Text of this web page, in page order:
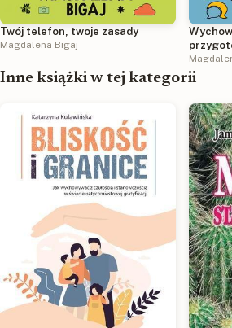
Twój telefon, twoje zasady
Magdalena Bigaj
sieci?
Inne książki w tej kategorii